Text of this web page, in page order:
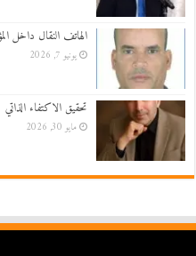
الهاتف النقال داخل
يونيو 7, 2026
تحقيق الاكتفاء الذاتي
مايو 30, 2026